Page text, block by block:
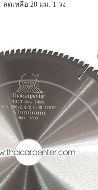
ลดเหลือ 20 มม. 1 วง